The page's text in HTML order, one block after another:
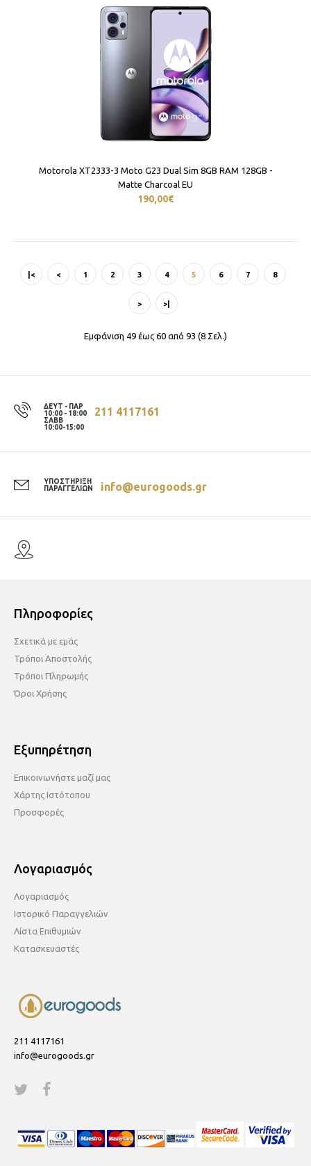
Motorola XT2333-3 Moto G23 Dual Sim 8GB RAM 128GB -
Matte Charcoal EU
190,00€
|< < 1 2 3 4 5 6 7 8
> >|
Εμφάνιση 49 έως 60 από 93 (8 Σελ.)
ΔΕΥΤ - ΠΑΡ
10:00 - 18:00
ΣΑΒΒ
10:00-15:00
211 4117161
ΥΠΟΣΤΗΡΙΞΗ
ΠΑΡΑΓΓΕΛΙΩΝ
info@eurogoods.gr
Πληροφορίες
Σχετικά με εμάς
Τρόποι Αποστολής
Τρόποι Πληρωμής
Όροι Χρήσης
Εξυπηρέτηση
Επικοινωνήστε μαζί μας
Χάρτης Ιστότοπου
Προσφορές
Λογαριασμός
Λογαριασμός
Ιστορικό Παραγγελιών
Λίστα Επιθυμιών
Κατασκευαστές
211 4117161
info@eurogoods.gr